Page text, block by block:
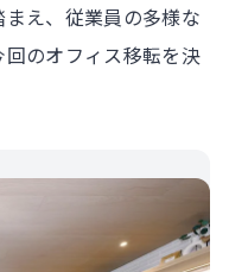
え、従業員の多様な
のオフィス移転を決